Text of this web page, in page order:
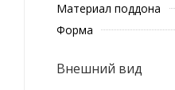
Материал поддона
Форма
Внешний вид